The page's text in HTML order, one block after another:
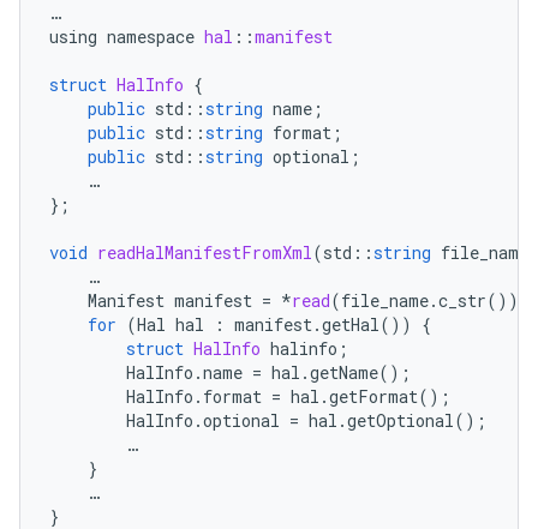
…
using namespace hal ::manifest
struct HalInfo {
public std ::string name ;
public std ::string format ;
public std ::string optional ;
…
};
void readHalManifestFromXml(std ::string file_name
…
Manifest manifest = *read(file_name.c_str());
for (Hal hal : manifest.getHal())
{
struct HalInfo halinfo ;
HalInfo .name = hal .getName();
HalInfo . format = hal .getFormat();
HalInfo .optional = hal .getOptional();
…
}
…
}